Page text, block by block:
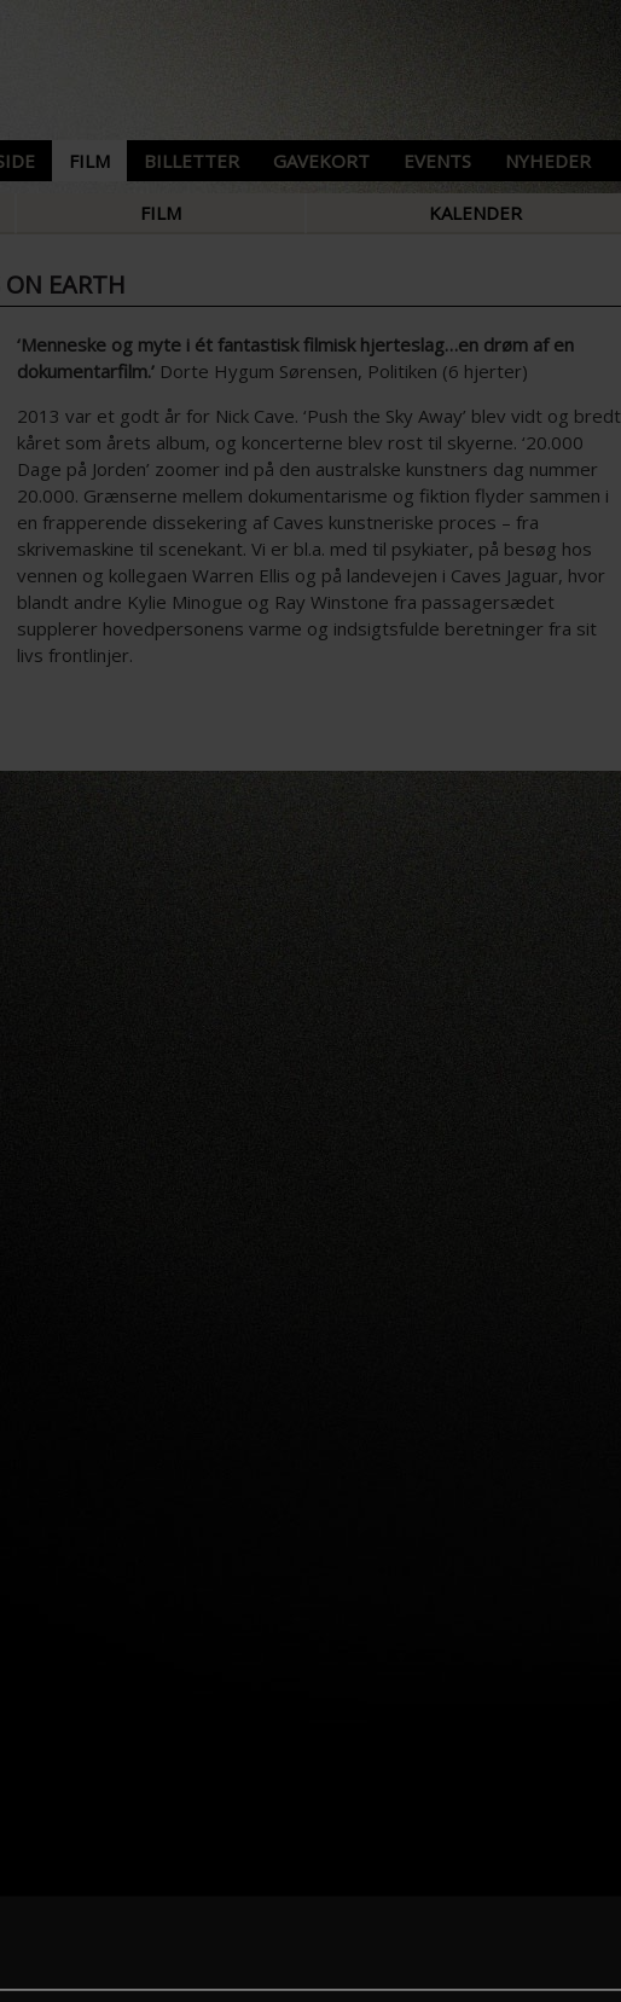
FILM BILLETTER GAVEKORT EVENTS NYHEDER
FILM KALENDER
EARTH
‘Menneske og myte i ét fantastisk filmisk hjerteslag…en drøm af en
dokumentarfilm.’ Dorte Hygum Sørensen, Politiken (6 hjerter)
2013 var et godt år for Nick Cave. ‘Push the Sky Away’ blev vidt og bredt
kåret som årets album, og koncerterne blev rost til skyerne. ‘20.000
Dage på Jorden’ zoomer ind på den australske kunstners dag nummer
20.000. Grænserne mellem dokumentarisme og fiktion flyder sammen i
en frapperende dissekering af Caves kunstneriske proces – fra
skrivemaskine til scenekant. Vi er bl.a. med til psykiater, på besøg hos
vennen og kollegaen Warren Ellis og på landevejen i Caves Jaguar, hvor
blandt andre Kylie Minogue og Ray Winstone fra passagersædet
supplerer hovedpersonens varme og indsigtsfulde beretninger fra sit
livs frontlinjer.